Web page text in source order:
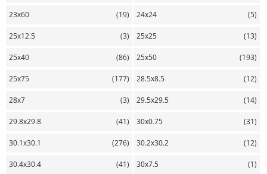
23х60 (19) 24х24 (5)
25х12.5 (3) 25х25 (13)
25х40 (86) 25х50 (193)
25х75 (177) 28.5х8.5 (12)
28х7 (3) 29.5х29.5 (14)
29.8х29.8 (41) 30х0.75 (31)
30.1х30.1 (276) 30.2х30.2 (12)
30.4х30.4 (41) 30х7.5 (1)